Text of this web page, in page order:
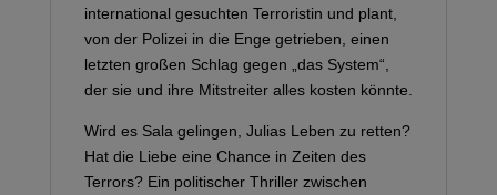
international gesuchten Terroristin und plant,
von der Polizei in die Enge getrieben, einen
letzten großen Schlag gegen „das System“,
der sie und ihre Mitstreiter alles kosten könnte.
Wird es Sala gelingen, Julias Leben zu retten?
Hat die Liebe eine Chance in Zeiten des
Terrors? Ein politischer Thriller zwischen